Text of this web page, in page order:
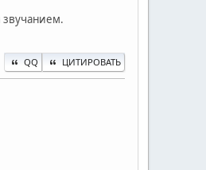
звучанием.
QQ ЦИТИРОВАТЬ